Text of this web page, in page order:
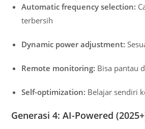
Automatic frequency selection:
terbersih
Dynamic power adjustment:
Remote monitoring: Bisa pantau
Self-optimization: Belajar sendiri
Generasi 4: AI-Powered